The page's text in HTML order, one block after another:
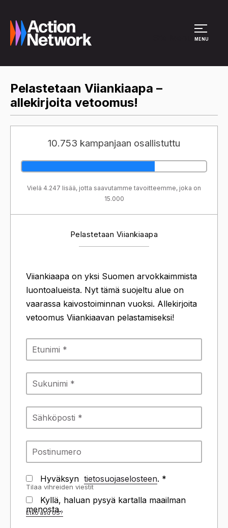
MENU
Pelastetaan Viiankiaapa –
allekirjoita vetoomus!
10.753 kampanjaan osallistuttu
Vielä 4.247 lisää, jotta saavutamme tavoitteemme, joka on
15.000
Pelastetaan Viiankiaapa
Viiankiaapa on yksi Suomen arvokkaimmista
luontoalueista. Nyt tämä suojeltu alue on
vaarassa kaivostoiminnan vuoksi. Allekirjoita
vetoomus Viiankiaavan pelastamiseksi!
Hyväksyn tietosuojaselosteen. *
Tilaa vihreiden viestit
Kyllä, haluan pysyä kartalla maailman
menosta.
Etkö asuUS?